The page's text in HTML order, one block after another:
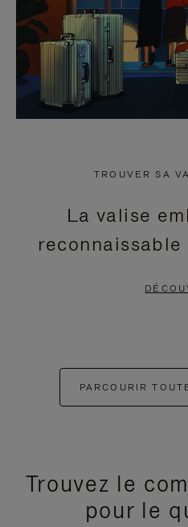
TROUVER SA
La valise
PARCOURIR
Trouvez le
pour le